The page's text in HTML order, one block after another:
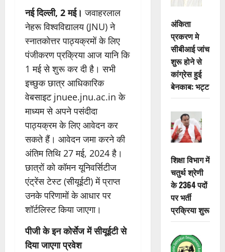
नई दिल्ली, 2 मई। जवाहरलाल
नेहरू विश्वविद्यालय (JNU) ने
स्नातकोत्तर पाठ्यक्रमों के लिए
पंजीकरण प्रक्रिया आज यानि कि
1 मई से शुरू कर दी है। सभी
इच्छुक छात्र आधिकारिक
वेबसाइट jnuee.jnu.ac.in के
माध्यम से अपने पसंदीदा
पाठ्यक्रम के लिए आवेदन कर
सकते हैं। आवेदन जमा करने की
अंतिम तिथि 27 मई, 2024 है।
छात्रों को कॉमन यूनिवर्सिटीज
एंट्रेंस टेस्ट (सीयूईटी) में प्राप्त
उनके परिणामों के आधार पर
शॉर्टलिस्ट किया जाएगा।
पीजी के इन कोर्सेज में सीयूईटी से
दिया जाएगा प्रवेश
अंकिता
प्रकरण मे
सीबीआई जांच
शुरू होने से
कांग्रेस हुई
बेनकाब: भट्ट
शिक्षा विभाग में
चतुर्थ श्रेणी
के 2364 पदों
पर भर्ती
प्रक्रिया शुरू